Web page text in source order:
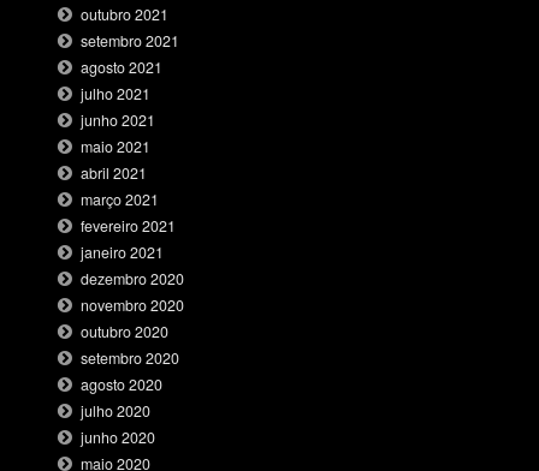
outubro 2021
setembro 2021
agosto 2021
julho 2021
junho 2021
maio 2021
abril 2021
março 2021
fevereiro 2021
janeiro 2021
dezembro 2020
novembro 2020
outubro 2020
setembro 2020
agosto 2020
julho 2020
junho 2020
maio 2020